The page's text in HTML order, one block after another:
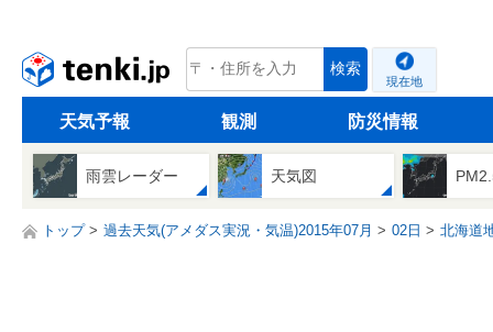
tenki.jp 検索
現在地
天気予報 観測 防災情報
雨雲レーダー 天気図
トップ 過去天気(アメダス実況・気温)2015年07月 02日 北海道